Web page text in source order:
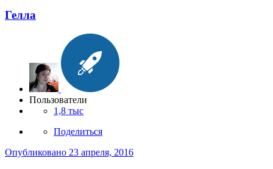
Гелла
Пользователи
1,8 тыс
Поделиться
Опубликовано 23 апреля, 2016